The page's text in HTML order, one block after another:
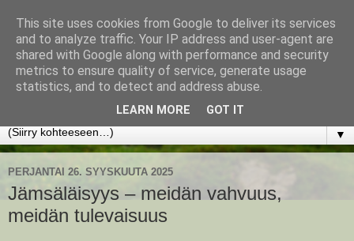
www.jyrkikokko.fi
Uusi Suunta - Jokainen hetki tarjoaa tilaisuuden muuttaa
▼
PERJANTAI 26. SYYSKUUTA 2025
Jämsäläisyys – meidän vahvuus,
meidän tulevaisuus
This site uses cookies from Google to deliver its services
and to analyze traffic. Your IP address and user-agent are
shared with Google along with performance and security
metrics to ensure quality of service, generate usage
statistics, and to detect and address abuse.
LEARN MORE GOT IT